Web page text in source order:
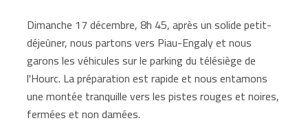
Dimanche 17 décembre, 8h 45, après un solide petit-
déjeûner, nous partons vers Piau-Engaly et nous
garons les véhicules sur le parking du télésiège de
l'Hourc. La préparation est rapide et nous entamons
une montée tranquille vers les pistes rouges et noires,
fermées et non damées.